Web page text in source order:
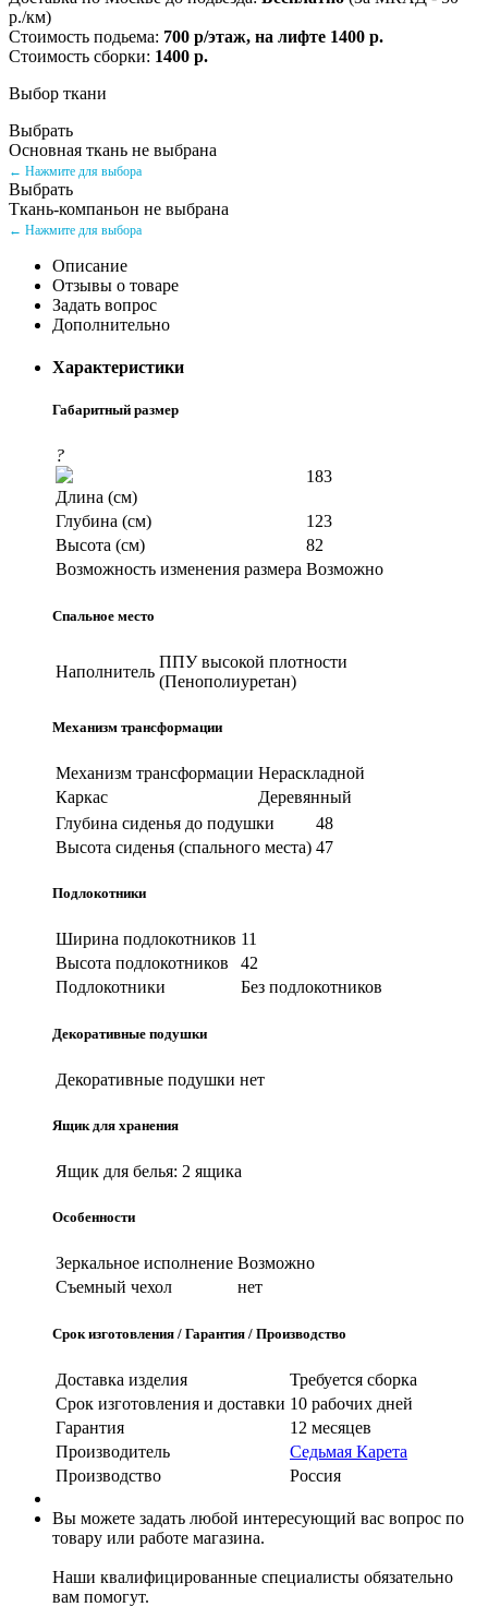
р./км)
Стоимость подьема: 700 р/этаж, на лифте 1400 р.
Стоимость сборки: 1400 р.
Выбор ткани
Выбрать
Основная ткань не выбрана
← Нажмите для выбора
Выбрать
Ткань-компаньон не выбрана
← Нажмите для выбора
Описание
Отзывы о товаре
Задать вопрос
Дополнительно
Характеристики
Габаритный размер
?
Длина (см)
183
Глубина (см)
123
Высота (см)
82
Возможность изменения размера Возможно
Спальное место
Наполнитель
ППУ высокой плотности
(Пенополиуретан)
Механизм трансформации
Механизм трансформации Нераскладной
Каркас
Деревянный
Глубина сиденья до подушки
48
Высота сиденья (спального места) 47
Подлокотники
Ширина подлокотников 11
Высота подлокотников
42
Подлокотники
Без подлокотников
Декоративные подушки
Декоративные подушки нет
Ящик для хранения
Ящик для белья: 2 ящика
Особенности
Зеркальное исполнение Возможно
Съемный чехол
нет
Срок изготовления / Гарантия / Производство
Доставка изделия
Требуется сборка
Срок изготовления и доставки 10 рабочих дней
Гарантия
12 месяцев
Производитель
Седьмая Карета
Производство
Россия
Вы можете задать любой интересующий вас вопрос по
товару или работе магазина.
Наши квалифицированные специалисты обязательно
вам помогут.